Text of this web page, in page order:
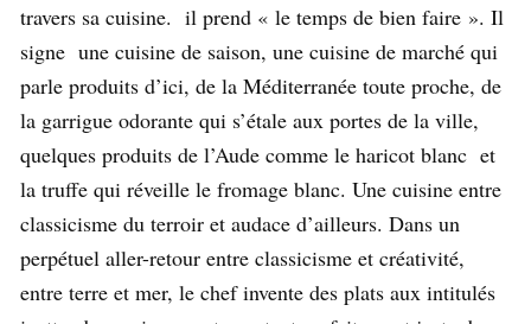
travers sa cuisine. il prend « le temps de bien faire ». Il
signe une cuisine de saison, une cuisine de marché qui
parle produits d’ici, de la Méditerranée toute proche, de
la garrigue odorante qui s’étale aux portes de la ville,
quelques produits de l’Aude comme le haricot blanc et
la truffe qui réveille le fromage blanc. Une cuisine entre
classicisme du terroir et audace d’ailleurs. Dans un
perpétuel aller-retour entre classicisme et créativité,
entre terre et mer, le chef invente des plats aux intitulés